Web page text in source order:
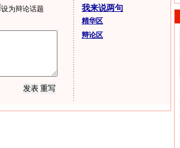
设为辩论话题
我来说两句
精华区
辩论区